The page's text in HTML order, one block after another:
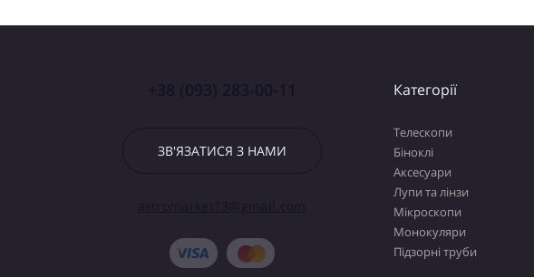
ЗВ'ЯЗАТИСЯ З НАМИ
Категорії
Телескопи
Біноклі
Аксесуари
Лупи та лінзи
Мікроскопи
Монокуляри
Підзорні труби